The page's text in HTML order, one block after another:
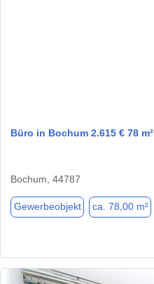
Büro in Bochum 2.615 € 78 m²
Bochum, 44787
Gewerbeobjekt ca. 78,00 m²